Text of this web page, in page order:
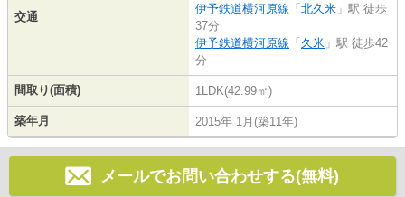
交通
伊予鉄道横河原線 「 北久米 」駅 徒歩
37分
伊予鉄道横河原線 「 久米 」駅 徒歩42
分
間取り(面積) 1LDK(42.99㎡)
築年月 2015年 1月(築11年)
メールでお問い合わせする(無料)